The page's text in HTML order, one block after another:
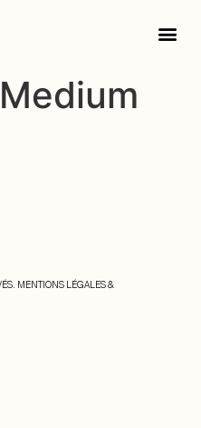
MENTIONS LÉGALES &